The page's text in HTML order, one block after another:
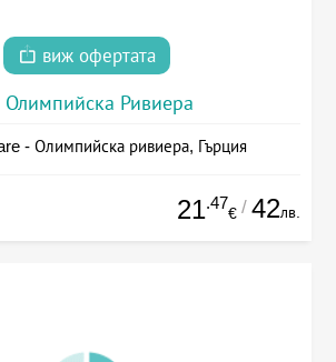
виж офертата
Олимпийска Ривиера
- Олимпийска ривиера, Гърция
21.47
€ / 42лв.